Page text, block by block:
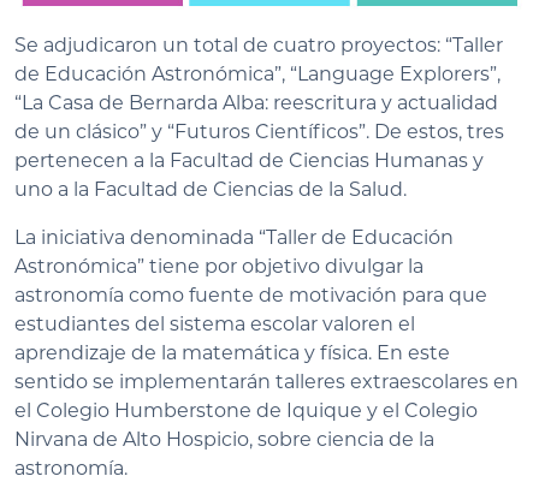
Se adjudicaron un total de cuatro proyectos: “Taller
de Educación Astronómica”, “Language Explorers”,
“La Casa de Bernarda Alba: reescritura y actualidad
de un clásico” y “Futuros Científicos”. De estos, tres
pertenecen a la Facultad de Ciencias Humanas y
uno a la Facultad de Ciencias de la Salud.
La iniciativa denominada “Taller de Educación
Astronómica” tiene por objetivo divulgar la
astronomía como fuente de motivación para que
estudiantes del sistema escolar valoren el
aprendizaje de la matemática y física. En este
sentido se implementarán talleres extraescolares en
el Colegio Humberstone de Iquique y el Colegio
Nirvana de Alto Hospicio, sobre ciencia de la
astronomía.